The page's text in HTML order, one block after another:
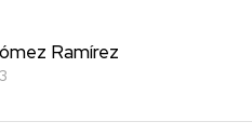
Ramírez